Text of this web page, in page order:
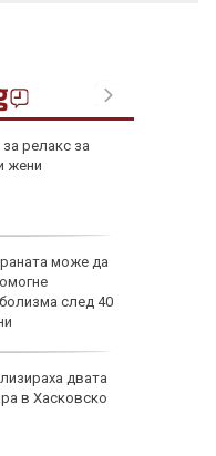
релакс за
жени
може да
след 40
двата
в Хасковско